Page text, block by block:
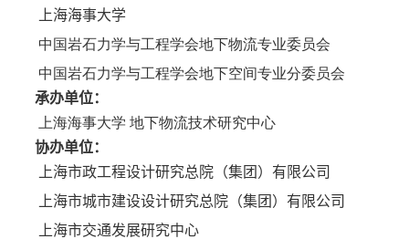
上海海事大学
中国岩石力学与工程学会地下物流专业委员会
中国岩石力学与工程学会地下空间专业分委员会
承办单位：
上海海事大学 地下物流技术研究中心
协办单位：
上海市政工程设计研究总院（集团）有限公司
上海市城市建设设计研究总院（集团）有限公司
上海市交通发展研究中心